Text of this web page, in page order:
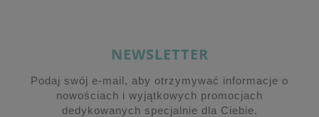
NEWSLETTER
Podaj swój e-mail, aby otrzymywać informacje o
nowościach i wyjątkowych promocjach
dedykowanych specjalnie dla Ciebie.